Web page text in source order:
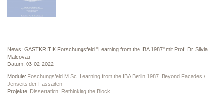
News: GASTKRITIK Forschungsfeld "Learning from the IBA 1987" mit Prof. Dr. Silvia
Malcovati
Datum: 03-02-2022
Module: Foschungsfeld M.Sc. Learning from the IBA Berlin 1987. Beyond Facades /
Jenseits der Fassaden
Projekte: Dissertation: Rethinking the Block